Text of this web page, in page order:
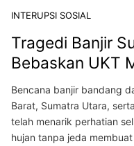
INTERUPSI SOSIAL
Tragedi Banjir
Bebaskan UKT
Bencana banjir bandang
Barat, Sumatra Utara,
telah menarik perhatian
hujan tanpa jeda